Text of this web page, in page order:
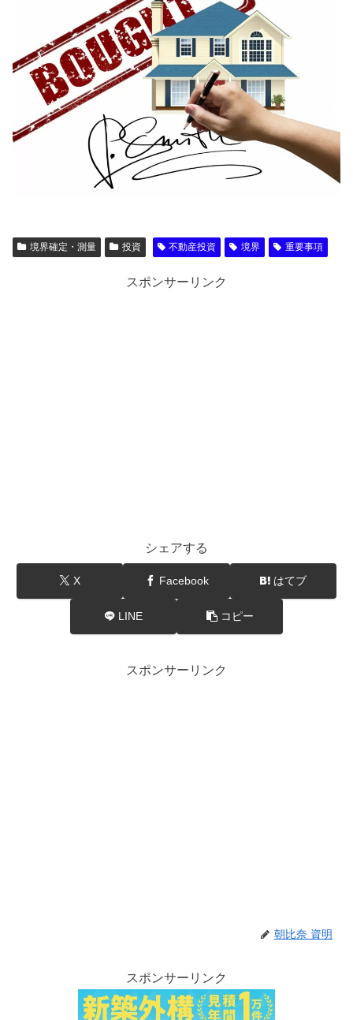
境界確定・測量 投資 不動産投資 境界 重要事項
スポンサーリンク
シェアする
X Facebook はてブ
LINE コピー
スポンサーリンク
朝比奈 資明
スポンサーリンク